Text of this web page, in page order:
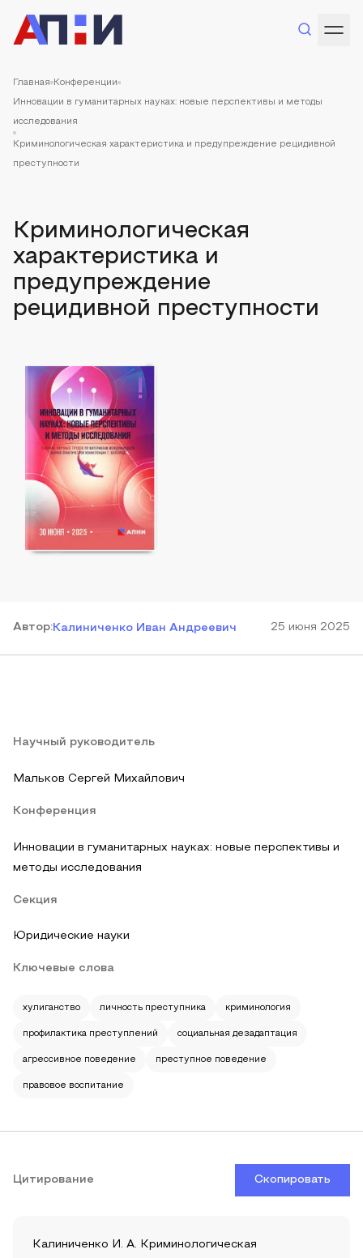
Главная Конференции
Инновации в гуманитарных науках: новые перспективы и методы
исследования
Криминологическая характеристика и предупреждение рецидивной
преступности
Криминологическая
характеристика и
предупреждение
рецидивной преступности
Автор:Калиниченко Иван Андреевич 25 июня 2025
Научный руководитель
Мальков Сергей Михайлович
Конференция
Инновации в гуманитарных науках: новые перспективы и
методы исследования
Секция
Юридические науки
Ключевые слова
хулиганство личность преступника криминология
профилактика преступлений социальная дезадаптация
агрессивное поведение преступное поведение
правовое воспитание
Цитирование Скопировать
Калиниченко И. А. Криминологическая